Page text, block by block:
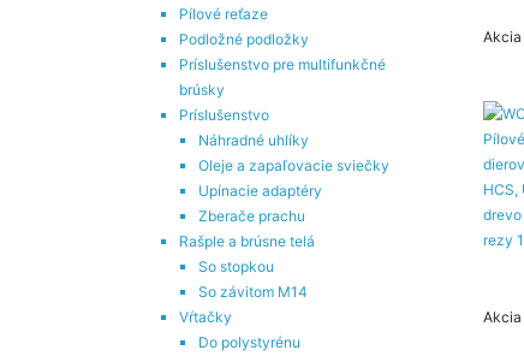
Pílové reťaze
Podložné podložky
Príslušenstvo pre multifunkčné
brúsky
Príslušenstvo
Náhradné uhlíky
Oleje a zapaľovacie sviečky
Upínacie adaptéry
Zberače prachu
Rašple a brúsne telá
So stopkou
So závitom M14
Vŕtačky
Do polystyrénu
Akcia
Akcia